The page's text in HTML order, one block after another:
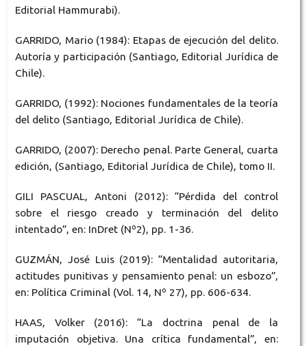
Editorial Hammurabi).
GARRIDO, Mario (1984): Etapas de ejecución del delito.
Autoría y participación (Santiago, Editorial Jurídica de
Chile).
GARRIDO, (1992): Nociones fundamentales de la teoría
del delito (Santiago, Editorial Jurídica de Chile).
GARRIDO, (2007): Derecho penal. Parte General, cuarta
edición, (Santiago, Editorial Jurídica de Chile), tomo II.
GILI PASCUAL, Antoni (2012): “Pérdida del control
sobre el riesgo creado y terminación del delito
intentado”, en: InDret (Nº2), pp. 1-36.
GUZMÁN, José Luis (2019): “Mentalidad autoritaria,
actitudes punitivas y pensamiento penal: un esbozo”,
en: Política Criminal (Vol. 14, Nº 27), pp. 606-634.
HAAS, Volker (2016): “La doctrina penal de la
imputación objetiva. Una crítica fundamental”, en: